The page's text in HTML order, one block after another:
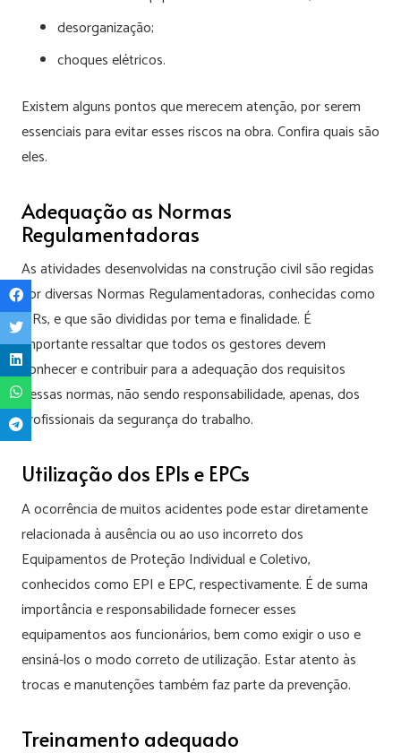
desorganização;
choques elétricos.
Existem alguns pontos que merecem atenção, por serem
essenciais para evitar esses riscos na obra. Confira quais são
eles.
Adequação as Normas
Regulamentadoras
As atividades desenvolvidas na construção civil são regidas
por diversas Normas Regulamentadoras, conhecidas como
NRs, e que são divididas por tema e finalidade. É
importante ressaltar que todos os gestores devem
conhecer e contribuir para a adequação dos requisitos
dessas normas, não sendo responsabilidade, apenas, dos
profissionais da segurança do trabalho.
Utilização dos EPIs e EPCs
A ocorrência de muitos acidentes pode estar diretamente
relacionada à ausência ou ao uso incorreto dos
Equipamentos de Proteção Individual e Coletivo,
conhecidos como EPI e EPC, respectivamente. É de suma
importância e responsabilidade fornecer esses
equipamentos aos funcionários, bem como exigir o uso e
ensiná-los o modo correto de utilização. Estar atento às
trocas e manutenções também faz parte da prevenção.
Treinamento adequado